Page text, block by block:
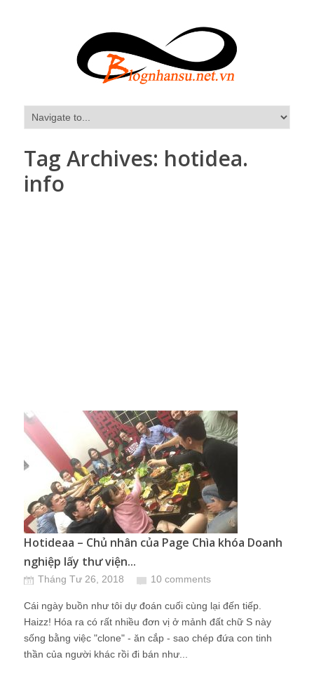
Tag Archives: hotidea.
info
Hotideaa – Chủ nhân của Page Chìa khóa Doanh
nghiệp lấy thư viện...
Tháng Tư 26, 2018 10 comments
Cái ngày buồn như tôi dự đoán cuối cùng lại đến tiếp.
Haizz! Hóa ra có rất nhiều đơn vị ở mảnh đất chữ S này
sống bằng việc "clone" - ăn cắp - sao chép đứa con tinh
thần của người khác rồi đi bán như...